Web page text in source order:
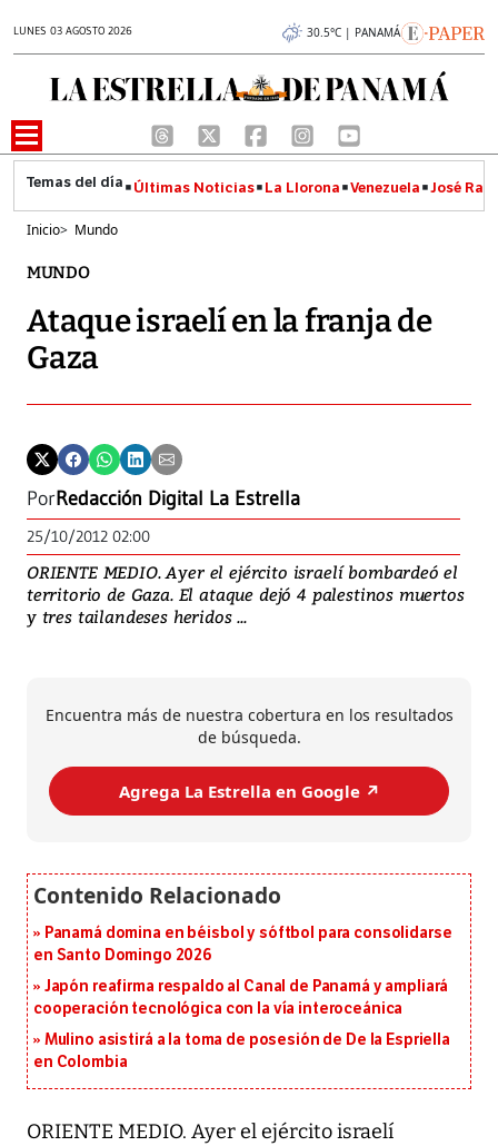
LUNES 03 AGOSTO 2026 30.5°C | PANAMÁ
Últimas Noticias La Llorona Venezuela José
Inicio> Mundo
MUNDO
Ataque israelí en la franja de
Gaza
PorRedacción Digital La Estrella
25/10/2012 02:00
ORIENTE MEDIO. Ayer el ejército israelí bombardeó el
territorio de Gaza. El ataque dejó 4 palestinos muertos
y tres tailandeses heridos ...
Encuentra más de nuestra cobertura en los resultados
de búsqueda.
Agrega La Estrella en Google ↗️
Panamá domina en béisbol y sóftbol para consolidarse
en Santo Domingo 2026
Japón reafirma respaldo al Canal de Panamá y ampliará
cooperación tecnológica con la vía interoceánica
Mulino asistirá a la toma de posesión de De la Espriella
en Colombia
ORIENTE MEDIO. Ayer el ejército israelí